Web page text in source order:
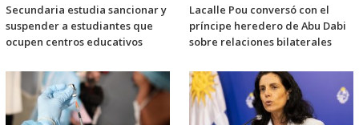
Secundaria estudia sancionar y
suspender a estudiantes que
ocupen centros educativos
Lacalle Pou conversó con el
príncipe heredero de Abu Dabi
sobre relaciones bilaterales